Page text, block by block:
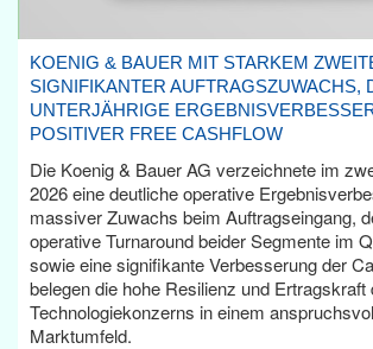
KOENIG & BAUER MIT STARKEM
SIGNIFIKANTER AUFTRAGSZUWACHS,
UNTERJÄHRIGE
POSITIVER FREE CASHFLOW
Die Koenig & Bauer AG verzeichnete im
2026 eine deutliche operative
massiver Zuwachs beim Auftragseingang,
operative Turnaround beider Segmente im
sowie eine signifikante Verbesserung der
belegen die hohe Resilienz und Ertragskraft
Technologiekonzerns in einem
Marktumfeld.